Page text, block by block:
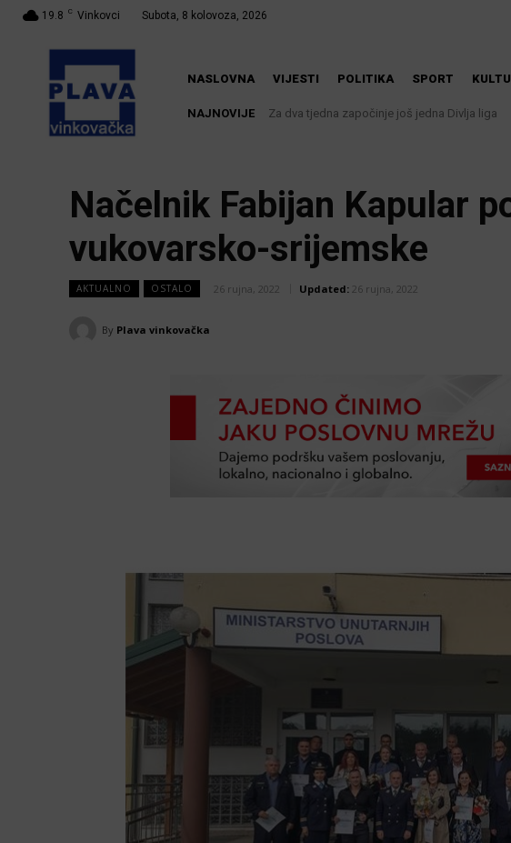
19.8 C Vinkovci Subota, 8 kolovoza, 2026
NASLOVNA VIJESTI POLITIKA SPORT
NAJNOVIJE Za dva tjedna započinje još jedna Divlja liga
U Županji održana Ljetna škola magije
Načelnik Fabijan Kapular
vukovarsko-srijemske
AKTUALNO OSTALO 26 rujna, 2022 Updated: 26 rujna, 2022
By Plava vinkovačka